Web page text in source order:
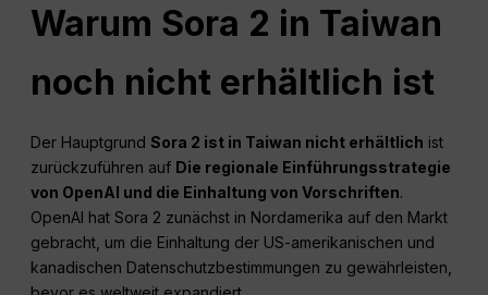
Warum Sora 2 in Taiwan
noch nicht erhältlich ist
Der HauptgrundSora 2 ist in Taiwan nicht erhältlich ist
zurückzuführen auf Die regionale Einführungsstrategie
von OpenAI und die Einhaltung von Vorschriften.
OpenAI hat Sora 2 zunächst in Nordamerika auf den Markt
gebracht, um die Einhaltung der US-amerikanischen und
kanadischen Datenschutzbestimmungen zu gewährleisten,